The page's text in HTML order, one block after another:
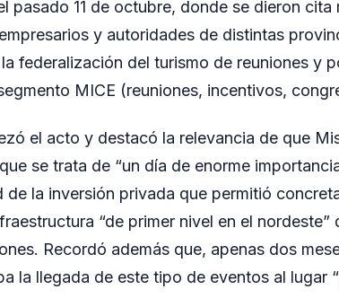
pasado 11 de octubre, donde se dieron
y autoridades de distintas
federalización del turismo de reuniones y
MICE (reuniones, incentivos,
el acto y destacó la relevancia de que
se trata de “un día de enorme
de la inversión privada que permitió
“de primer nivel en el nordeste”
Recordó además que, apenas dos
la llegada de este tipo de eventos al lugar